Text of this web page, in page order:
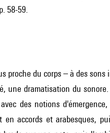
58-59.
proche du corps – à des sons
une dramatisation du
des notions
accords et arabesques,